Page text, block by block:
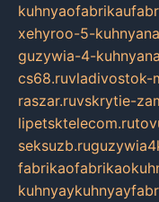
xehyroo-5-
guzywia-4-
cs68.ruvladivostok-
raszar.ruvskrytie-
lipetsktelecom.ru
seksuzb.ru